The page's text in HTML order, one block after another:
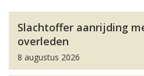
Slachtoffer aanrijding
overleden
8 augustus 2026